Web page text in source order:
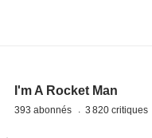
I'm A Rocket Man
393 abonnés 3 820 critiques